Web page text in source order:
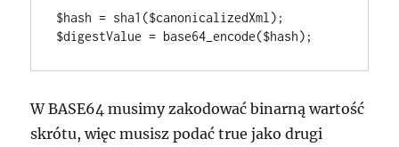
$hash = sha1($canonicalizedXml);
$digestValue = base64_encode($hash);
W BASE64 musimy zakodować binarną wartość
skrótu, więc musisz podać true jako drugi